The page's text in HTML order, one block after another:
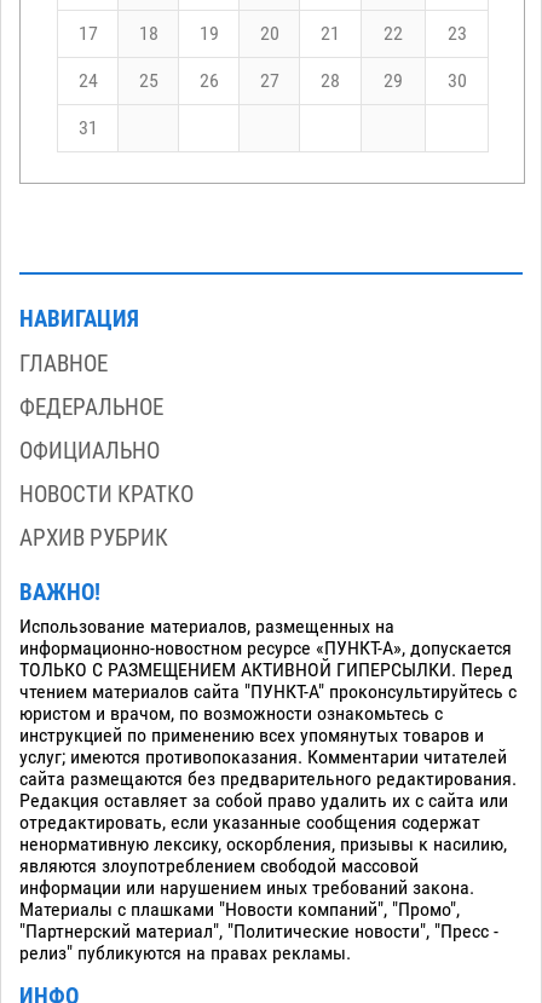
17 18 19 20 21 22 23
24 25 26 27 28 29 30
31
НАВИГАЦИЯ
ГЛАВНОЕ
ФЕДЕРАЛЬНОЕ
ОФИЦИАЛЬНО
НОВОСТИ КРАТКО
АРХИВ РУБРИК
ВАЖНО!
Использование материалов, размещенных на
информационно-новостном ресурсе «ПУНКТ-А», допускается
ТОЛЬКО С РАЗМЕЩЕНИЕМ АКТИВНОЙ ГИПЕРСЫЛКИ. Перед
чтением материалов сайта "ПУНКТ-А" проконсультируйтесь с
юристом и врачом, по возможности ознакомьтесь с
инструкцией по применению всех упомянутых товаров и
услуг; имеются противопоказания. Комментарии читателей
сайта размещаются без предварительного редактирования.
Редакция оставляет за собой право удалить их с сайта или
отредактировать, если указанные сообщения содержат
ненормативную лексику, оскорбления, призывы к насилию,
являются злоупотреблением свободой массовой
информации или нарушением иных требований закона.
Материалы с плашками "Новости компаний", "Промо",
"Партнерский материал", "Политические новости", "Пресс -
релиз" публикуются на правах рекламы.
ИНФО